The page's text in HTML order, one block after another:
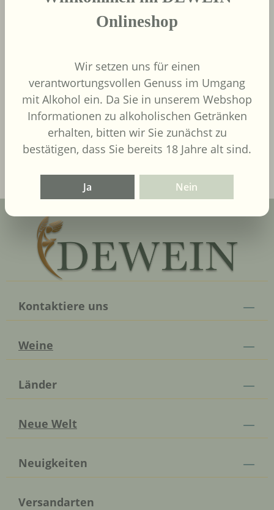
Regulärer Preis:
9,00 €
Inhalt:
(12,00 € / 1
Liter)UVP9,90 €
In den Warenkorb
Kontaktiere uns
Weine
Länder
Neue Welt
Neuigkeiten
Versandarten
Onlineshop
Wir setzen uns für einen
verantwortungsvollen Genuss im Umgang
mit Alkohol ein. Da Sie in unserem Webshop
Informationen zu alkoholischen Getränken
erhalten, bitten wir Sie zunächst zu
bestätigen, dass Sie bereits 18 Jahre alt sind.
Ja Nein